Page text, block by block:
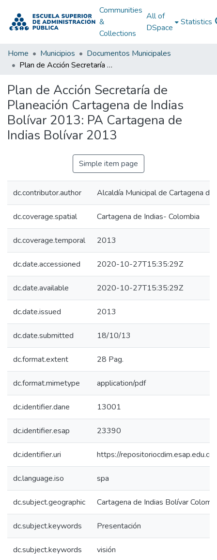
Communities
&
Collections
All of
DSpace
Statistics
Home Municipios
Documentos Municipales
Plan de Acción Secretaría de Planeación Cartagena de Indias Bolívar 2013: PA Cartagena de Indias Bolívar 2013
Plan de Acción Secretaría de
Planeación Cartagena de Indias
Bolívar 2013: PA Cartagena de
Indias Bolívar 2013
Simple item page
dc.contributor.author Alcaldía Municipal de Cartagena de
dc.coverage.spatial Cartagena de Indias- Colombia
dc.coverage.temporal 2013
dc.date.accessioned 2020-10-27T15:35:29Z
dc.date.available 2020-10-27T15:35:29Z
dc.date.issued 2013
dc.date.submitted 18/10/13
dc.format.extent 28 Pag.
dc.format.mimetype application/pdf
dc.identifier.dane 13001
dc.identifier.esap 23390
dc.identifier.uri https://
dc.language.iso spa
dc.subject.geographic Cartagena de Indias Bolívar
dc.subject.keywords Presentación
dc.subject.keywords visión